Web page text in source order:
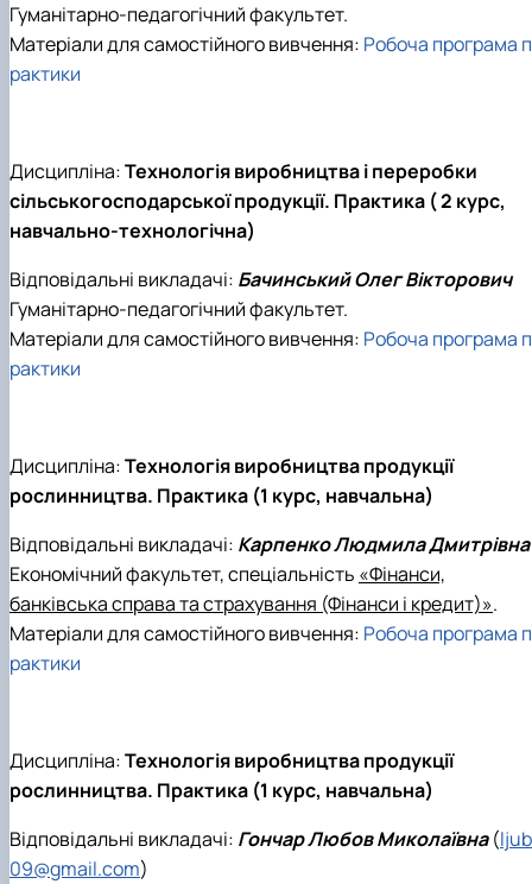
Гуманітарно-педагогічний факультет.
Матеріали для самостійного вивчення: Робоча програма п
рактики
Дисципліна:Технологія виробництва і переробки
сільськогосподарської продукції. Практика ( 2 курс,
навчально-технологічна)
Відповідальні викладачі: Бачинський Олег Вікторович
Гуманітарно-педагогічний факультет.
Матеріали для самостійного вивчення: Робоча програма п
рактики
Дисципліна:Технологія виробництва продукції
рослинництва. Практика (1 курс, навчальна)
Відповідальні викладачі: Карпенко Людмила Дмитрівна
Економічний факультет, спеціальність «Фінанси,
банківська справа та страхування (Фінанси і кредит)».
Матеріали для самостійного вивчення: Робоча програма п
рактики
Дисципліна:Технологія виробництва продукції
рослинництва. Практика (1 курс, навчальна)
Відповідальні викладачі: Гончар Любов Миколаївна(
09@gmail.com)